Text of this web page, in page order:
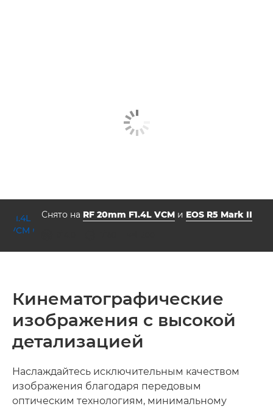
Снято на RF 20mm F1.4L VCM и EOS R5 Mark II
Кинематографические
изображения с высокой
детализацией
Наслаждайтесь исключительным качеством
изображения благодаря передовым
оптическим технологиям, минимальному